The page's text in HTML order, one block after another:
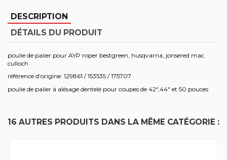
DESCRIPTION
DÉTAILS DU PRODUIT
poulie de palier pour AYP roper bestgreen, husqvarna, jonsered mac
culloch
référence d'origine: 129861 / 153535 / 175707
poulie de palier à alésage dentelé pour coupes de 42",44" et 50 pouces
16 AUTRES PRODUITS DANS LA MÊME CATÉGORIE :